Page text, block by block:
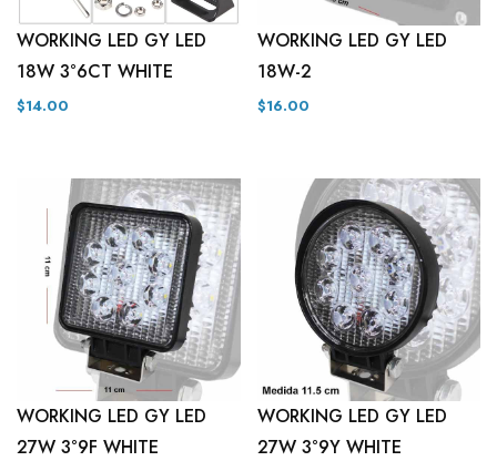
WORKING LED GY LED
18W 3°6CT WHITE
$14.00
WORKING LED GY LED
18W-2
$16.00
WORKING LED GY LED
27W 3°9F WHITE
WORKING LED GY LED
27W 3°9Y WHITE